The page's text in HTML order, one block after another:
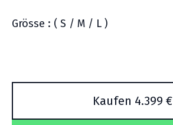
Grösse : ( S / M / L )
Kaufen 4.399 €